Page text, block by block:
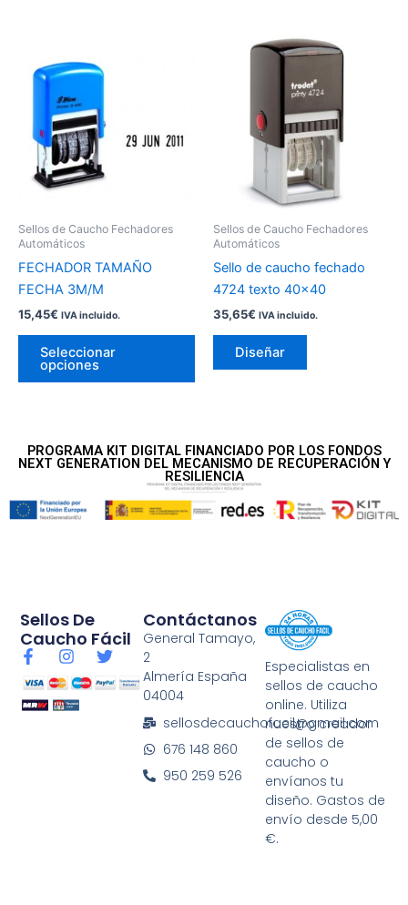
Sellos de Caucho Fechadores
Automáticos
FECHADOR TAMAÑO
FECHA 3M/M
15,45€ IVA incluido.
Seleccionar
opciones
variantes.
elegir
página
producto
Sellos de Caucho Fechadores
Automáticos
Sello de caucho fechado
4724 texto 40×40
35,65€ IVA incluido.
Diseñar
Este
tiene
múltiples
variantes.
Las
opciones
se
en
la
PROGRAMA KIT DIGITAL FINANCIADO POR LOS FONDOS
NEXT GENERATION DEL MECANISMO DE RECUPERACIÓN Y
RESILIENCIA
Especialistas en
sellos de caucho
online. Utiliza
nuestro creador
de sellos de
caucho o
envíanos tu
diseño. Gastos de
envío desde 5,00
€.
Contáctanos
General Tamayo,
2
Almería España
04004
sellosdecauchofacil@gmail.com
676 148 860
950 259 526
Sellos De
Caucho Fácil
F
c
e
I
s
t
T
i